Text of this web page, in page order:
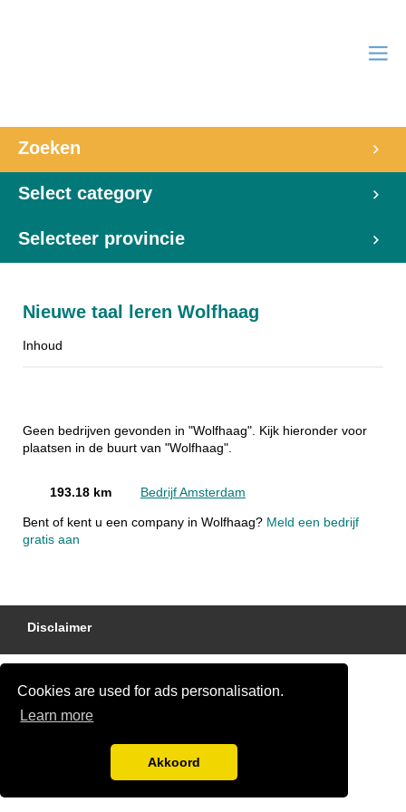
Cookies are used for ads personalisation.
Learn more
Akkoord
Zoeken
Select category
Selecteer provincie
Nieuwe taal leren Wolfhaag
Inhoud
Geen bedrijven gevonden in "Wolfhaag". Kijk hieronder voor
plaatsen in de buurt van "Wolfhaag".
193.18 km Bedrijf Amsterdam
Bent of kent u een company in Wolfhaag? Meld een bedrijf
gratis aan
Disclaimer